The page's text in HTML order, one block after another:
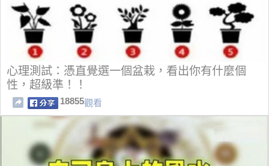
心理測試：憑直覺選一個盆栽，看出你有什麼個
性，超級準！！
18855觀看